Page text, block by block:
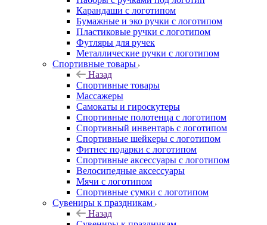
Карандаши с логотипом
Бумажные и эко ручки с логотипом
Пластиковые ручки с логотипом
Футляры для ручек
Металлические ручки с логотипом
Спортивные товары
Назад
Спортивные товары
Массажеры
Самокаты и гироскутеры
Спортивные полотенца с логотипом
Спортивный инвентарь с логотипом
Спортивные шейкеры с логотипом
Фитнес подарки с логотипом
Спортивные аксессуары с логотипом
Велосипедные аксессуары
Мячи с логотипом
Спортивные сумки с логотипом
Сувениры к праздникам
Назад